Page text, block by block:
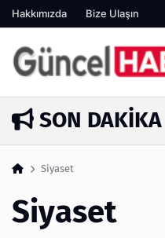
Hakkımızda Bize Ulaşın
SON DAKIKA
6 gün önce
Siyaset
Siyaset